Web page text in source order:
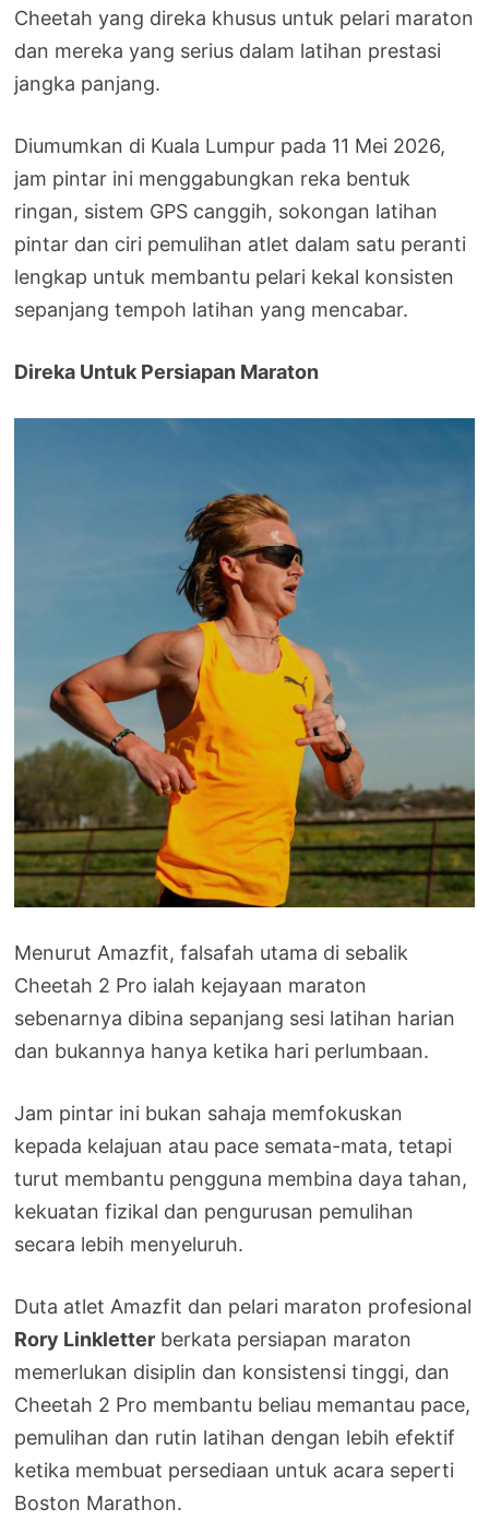
Cheetah yang direka khusus untuk pelari maraton
dan mereka yang serius dalam latihan prestasi
jangka panjang.
Diumumkan di Kuala Lumpur pada 11 Mei 2026,
jam pintar ini menggabungkan reka bentuk
ringan, sistem GPS canggih, sokongan latihan
pintar dan ciri pemulihan atlet dalam satu peranti
lengkap untuk membantu pelari kekal konsisten
sepanjang tempoh latihan yang mencabar.
Direka Untuk Persiapan Maraton
Menurut Amazfit, falsafah utama di sebalik
Cheetah 2 Pro ialah kejayaan maraton
sebenarnya dibina sepanjang sesi latihan harian
dan bukannya hanya ketika hari perlumbaan.
Jam pintar ini bukan sahaja memfokuskan
kepada kelajuan atau pace semata-mata, tetapi
turut membantu pengguna membina daya tahan,
kekuatan fizikal dan pengurusan pemulihan
secara lebih menyeluruh.
Duta atlet Amazfit dan pelari maraton profesional
Rory Linkletter berkata persiapan maraton
memerlukan disiplin dan konsistensi tinggi, dan
Cheetah 2 Pro membantu beliau memantau pace,
pemulihan dan rutin latihan dengan lebih efektif
ketika membuat persediaan untuk acara seperti
Boston Marathon.